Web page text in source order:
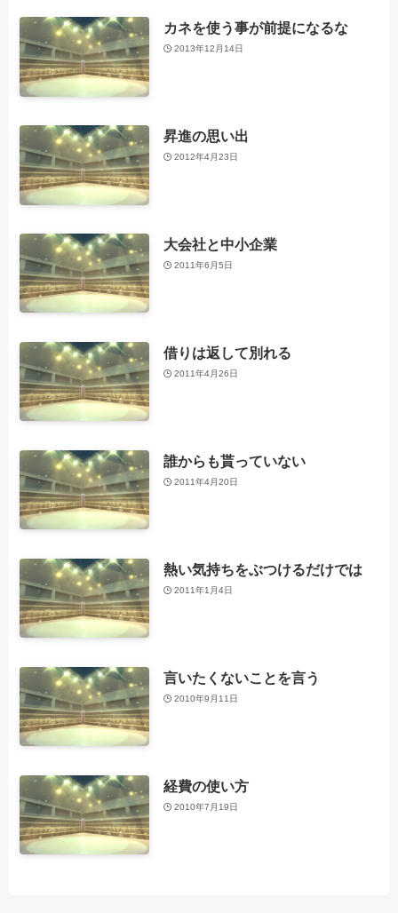
カネを使う事が前提になるな
2013年12月14日
昇進の思い出
2012年4月23日
大会社と中小企業
2011年6月5日
借りは返して別れる
2011年4月26日
誰からも貰っていない
2011年4月20日
熱い気持ちをぶつけるだけでは
2011年1月4日
言いたくないことを言う
2010年9月11日
経費の使い方
2010年7月19日